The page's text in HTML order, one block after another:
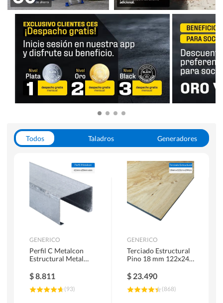
Todos Taladros
Generadores
Herramientas Manuales
Sierras Circulares
GENERICO
Perfil C Metalcon
Estructural Metal
$8.811
(93)
GENERICO
Terciado Estructural
Pino 18 mm 122x244
$ 23.490
(868)